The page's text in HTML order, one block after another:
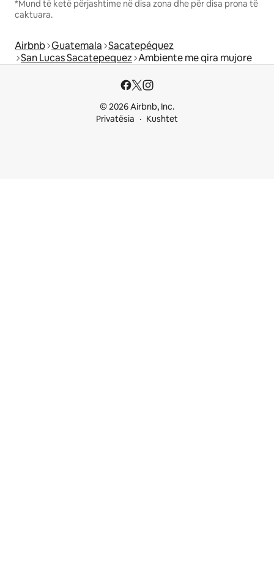
*Mund të ketë përjashtime në disa zona dhe për disa prona të
caktuara.
Airbnb Guatemala Sacatepéquez
San Lucas Sacatepequez Ambiente me qira mujore
© 2026 Airbnb, Inc.
Privatësia
Kushtet